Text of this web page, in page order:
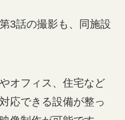
3話の撮影も、同施設
オフィス、住宅など
応できる設備が整っ